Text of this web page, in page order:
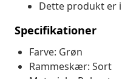
Dette produkt er
Specifikationer
Farve: Grøn
Rammeskær: Sort